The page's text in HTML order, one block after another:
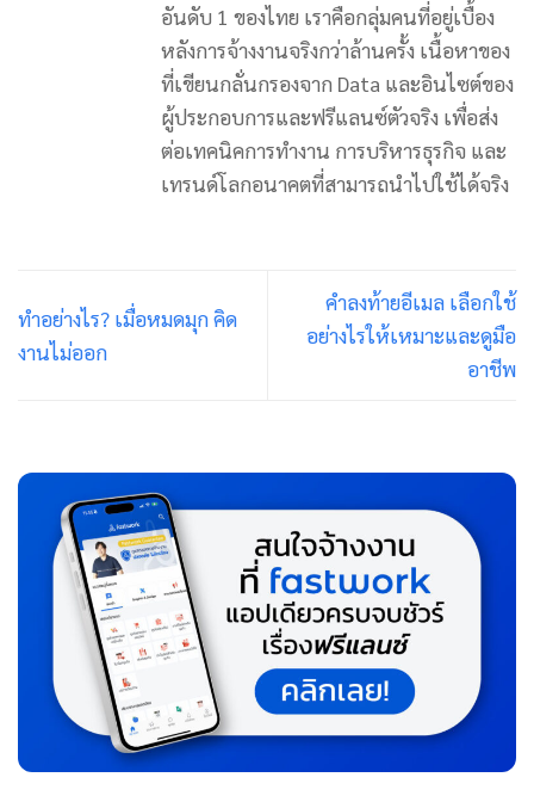
อันดับ 1 ของไทย เราคือกลุ่มคนที่อยู่เบื้อง
หลังการจ้างงานจริงกว่าล้านครั้ง เนื้อหาของ
ที่เขียนกลั่นกรองจาก Data และอินไซต์ของ
ผู้ประกอบการและฟรีแลนซ์ตัวจริง เพื่อส่ง
ต่อเทคนิคการทำงาน การบริหารธุรกิจ และ
เทรนด์โลกอนาคตที่สามารถนำไปใช้ได้จริง
ทำอย่างไร? เมื่อหมดมุก คิด
งานไม่ออก
คำลงท้ายอีเมล เลือกใช้
อย่างไรให้เหมาะและดูมือ
อาชีพ